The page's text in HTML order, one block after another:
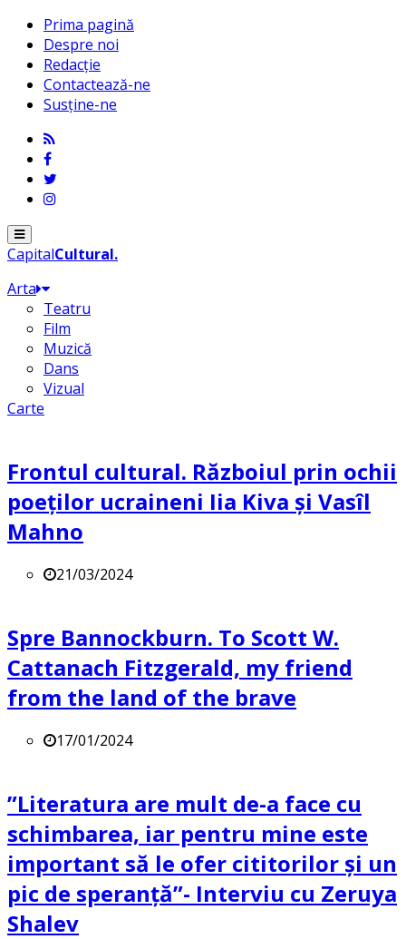
Prima pagină
Despre noi
Redacție
Contactează-ne
Susține-ne
Menu
CapitalCultural.
Arta
Teatru
Film
Muzică
Dans
Vizual
Carte
Frontul cultural. Războiul prin ochii
poeților ucraineni Iia Kiva și Vasîl
Mahno
21/03/2024
Spre Bannockburn. To Scott W.
Cattanach Fitzgerald, my friend
from the land of the brave
17/01/2024
”Literatura are mult de-a face cu
schimbarea, iar pentru mine este
important să le ofer cititorilor și un
pic de speranță”- Interviu cu Zeruya
Shalev